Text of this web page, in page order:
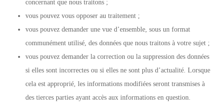
concernant que nous traitons ;
vous pouvez vous opposer au traitement ;
vous pouvez demander une vue d’ensemble, sous un format
communément utilisé, des données que nous traitons à votre sujet ;
vous pouvez demander la correction ou la suppression des données
si elles sont incorrectes ou si elles ne sont plus d’actualité. Lorsque
cela est approprié, les informations modifiées seront transmises à
des tierces parties ayant accès aux informations en question.